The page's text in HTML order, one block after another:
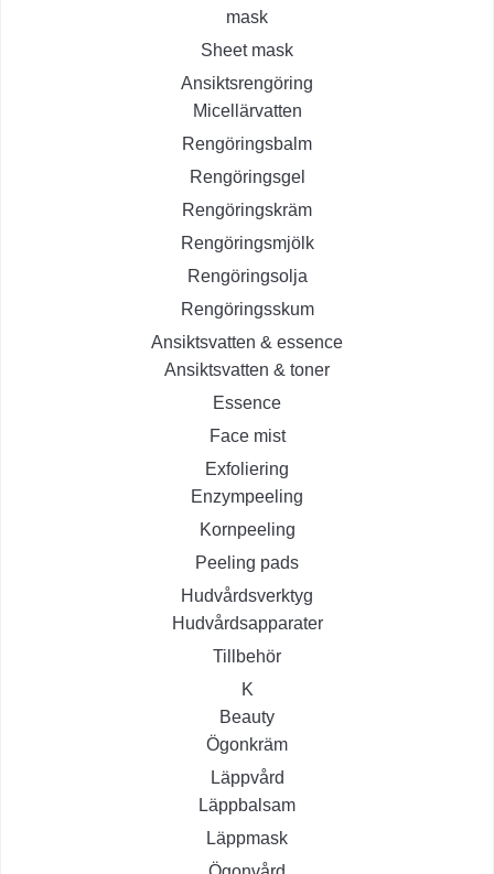
mask
Sheet mask
Ansiktsrengöring
Micellärvatten
Rengöringsbalm
Rengöringsgel
Rengöringskräm
Rengöringsmjölk
Rengöringsolja
Rengöringsskum
Ansiktsvatten & essence
Ansiktsvatten & toner
Essence
Face mist
Exfoliering
Enzympeeling
Kornpeeling
Peeling pads
Hudvårdsverktyg
Hudvårdsapparater
Tillbehör
K
Beauty
Ögonkräm
Läppvård
Läppbalsam
Läppmask